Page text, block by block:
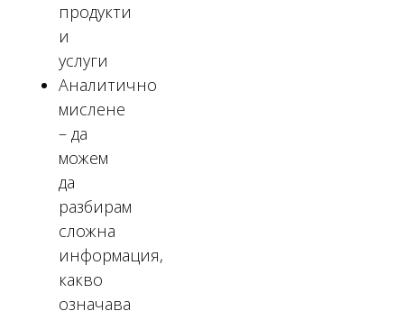
продукти
и
услуги
Аналитично
мислене
– да
можем
да
разбирам
сложна
информация,
какво
означава